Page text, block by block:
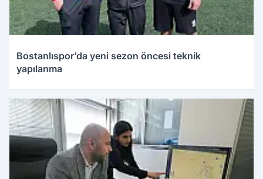
Bostanlıspor’da yeni sezon öncesi teknik
yapılanma